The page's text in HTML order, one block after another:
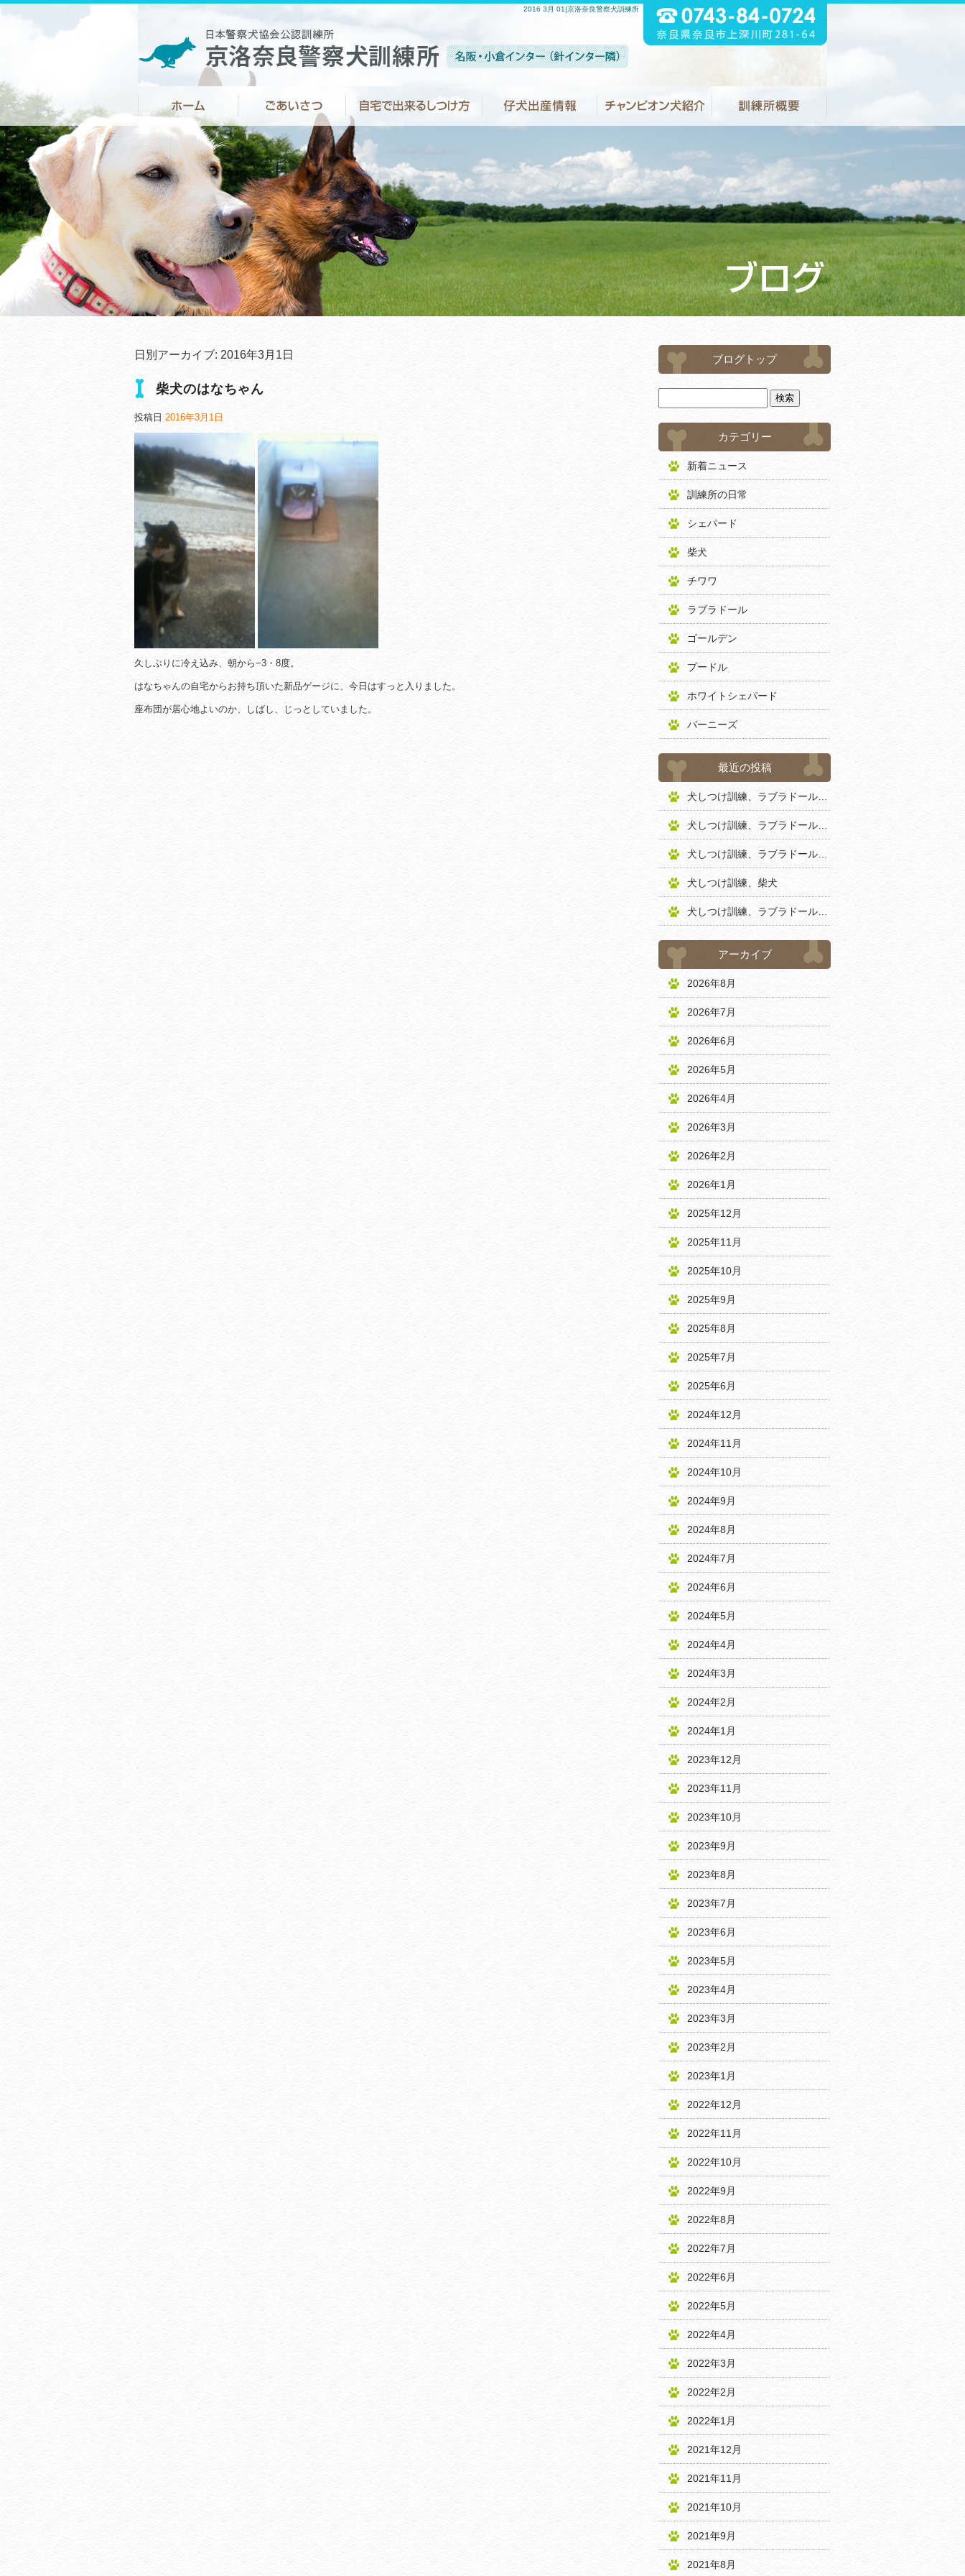
2016 3月 01|京洛奈良警察犬訓練所
日別アーカイブ: 2016年3月1日
柴犬のはなちゃん
投稿日 2016年3月1日
久しぶりに冷え込み、朝から−3・8度。
はなちゃんの自宅からお持ち頂いた新品ゲージに、今日はすっと入りました。
座布団が居心地よいのか、しばし、じっとしていました。
ブログトップ
カテゴリー
新着ニュース
訓練所の日常
シェパード
柴犬
チワワ
ラブラドール
ゴールデン
プードル
ホワイトシェパード
バーニーズ
最近の投稿
犬しつけ訓練、柴犬
アーカイブ
2026年8月
2026年7月
2026年6月
2026年5月
2026年4月
2026年3月
2026年2月
2026年1月
2025年12月
2025年11月
2025年10月
2025年9月
2025年8月
2025年7月
2025年6月
2024年12月
2024年11月
2024年10月
2024年9月
2024年8月
2024年7月
2024年6月
2024年5月
2024年4月
2024年3月
2024年2月
2024年1月
2023年12月
2023年11月
2023年10月
2023年9月
2023年8月
2023年7月
2023年6月
2023年5月
2023年4月
2023年3月
2023年2月
2023年1月
2022年12月
2022年11月
2022年10月
2022年9月
2022年8月
2022年7月
2022年6月
2022年5月
2022年4月
2022年3月
2022年2月
2022年1月
2021年12月
2021年11月
2021年10月
2021年9月
2021年8月